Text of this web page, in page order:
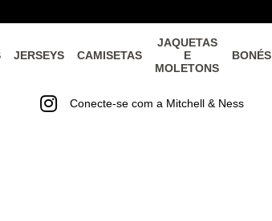
JERSEYS CAMISETAS
JAQUETAS
E
MOLETONS
BONÉS
Conecte-se com a Mitchell & Ness